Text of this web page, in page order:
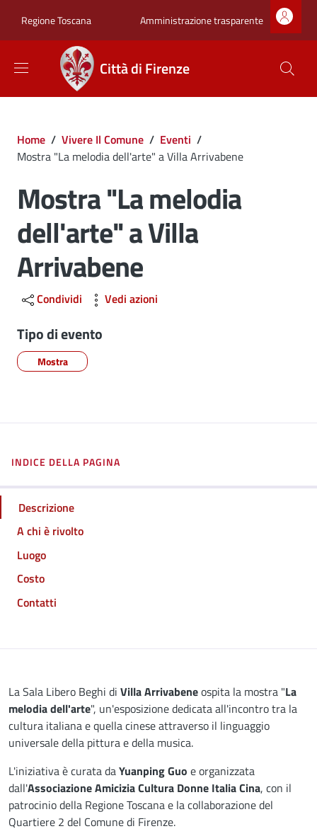
Regione Toscana Zona superiore
Amministrazione trasparente
Città di Firenze
Briciole di pane
Home / Vivere Il Comune / Eventi /
Mostra "La melodia dell'arte" a Villa Arrivabene
Mostra "La melodia
dell'arte" a Villa
Arrivabene
Condividi Vedi azioni
Tipo di evento
Mostra
INDICE DELLA PAGINA
Descrizione
A chi è rivolto
Luogo
Costo
Contatti
Descrizione
La Sala Libero Beghi di Villa Arrivabeneospita la mostra "La
melodia dell'arte", un'esposizione dedicata all'incontro tra la
cultura italiana e quella cinese attraverso il linguaggio
universale della pittura e della musica.
L'iniziativa è curata daYuanping Guo e organizzata
dall'Associazione Amicizia Cultura Donne Italia Cina, con il
patrocinio della Regione Toscana e la collaborazione del
Quartiere 2 del Comune di Firenze.